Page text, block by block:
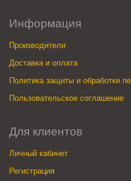
Информация
Производители
Доставка и оплата
Политика защиты и обработки
Пользовательское соглашение
Для клиентов
Личный кабинет
Регистрация